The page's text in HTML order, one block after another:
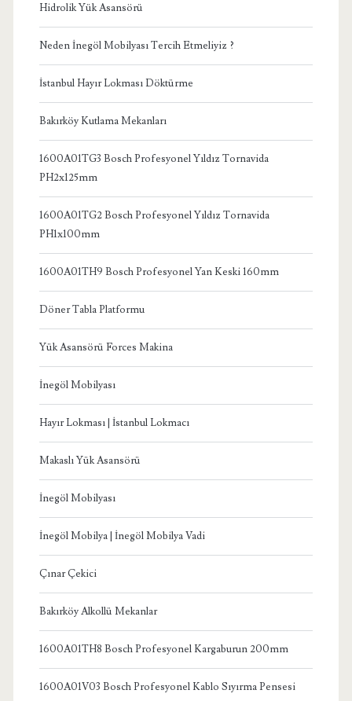
Hidrolik Yük Asansörü
Neden İnegöl Mobilyası Tercih Etmeliyiz ?
İstanbul Hayır Lokması Döktürme
Bakırköy Kutlama Mekanları
1600A01TG3 Bosch Profesyonel Yıldız Tornavida
PH2x125mm
1600A01TG2 Bosch Profesyonel Yıldız Tornavida
PH1x100mm
1600A01TH9 Bosch Profesyonel Yan Keski 160mm
Döner Tabla Platformu
Yük Asansörü Forces Makina
İnegöl Mobilyası
Hayır Lokması | İstanbul Lokmacı
Makaslı Yük Asansörü
İnegöl Mobilyası
İnegöl Mobilya | İnegöl Mobilya Vadi
Çınar Çekici
Bakırköy Alkollü Mekanlar
1600A01TH8 Bosch Profesyonel Kargaburun 200mm
1600A01V03 Bosch Profesyonel Kablo Sıyırma Pensesi